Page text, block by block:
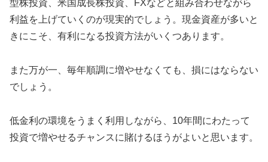
型株投資、米国成長株投資、FXなどと組み合わせながら
利益を上げていくのが現実的でしょう。現金資産が多いと
きにこそ、有利になる投資方法がいくつあります。
また万が一、毎年順調に増やせなくても、損にはならない
でしょう。
低金利の環境をうまく利用しながら、10年間にわたって
投資で増やせるチャンスに賭けるほうがよいと思います。